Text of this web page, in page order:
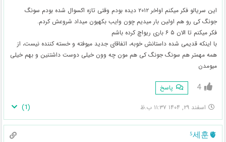
این سریالو فکر میکنم اواخر ۲۰۱۲ دیده بودم وقتی تازه اکسوال شده بودم سونگ
جونگ کی رو هم اولین بار میدیم چون وایب بکهیون میداد شروعش کردم.
فکر میکنم تا الان ۵ ۶ باری ریواچ کرده باشم
با اینکه قدیمی شده داستانش خوبه، اتفاقای جدید میوفته و خسته کننده نیست، از
همه مهمتر هم سونگ جونگ کی هم مون چه وون خیلی دوست داشتنین و بهم خیلی
میومدن
4 پاسخ
اسفند ۲۹, ۱۴۰۴ ۱۱:۳۷ ب.ظ (
1
)
⁵세훈🫀